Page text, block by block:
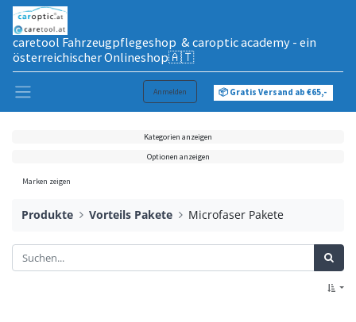
caretool Fahrzeugpflegeshop & caroptic academy - ein
österreichischer Onlineshop🇦🇹
Anmelden 📦 Gratis Versand ab €65,-
Kategorien anzeigen
Optionen anzeigen
Marken zeigen
Produkte Vorteils Pakete Microfaser Pakete